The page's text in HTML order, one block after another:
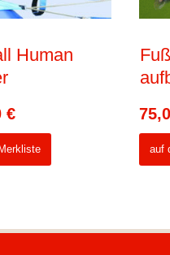
Human
€
auf